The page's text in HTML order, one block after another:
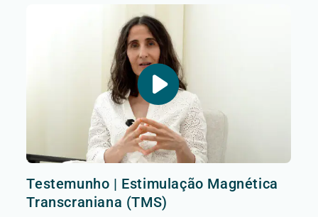
Testemunho | Estimulação Magnética
Transcraniana (TMS)